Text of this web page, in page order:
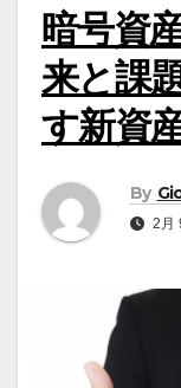
暗号資
来と課
す新資
By
2月